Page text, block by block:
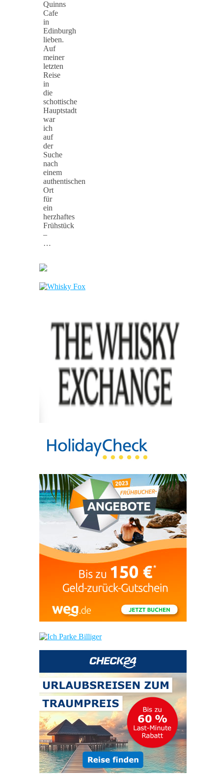
Quinns
Cafe
in
Edinburgh
lieben.
Auf
meiner
letzten
Reise
in
die
schottische
Hauptstadt
war
ich
auf
der
Suche
nach
einem
authentischen
Ort
für
ein
herzhaftes
Frühstück
–
…